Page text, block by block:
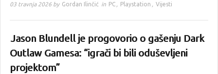
03 travnja 2026 by Gordan Ilinčić in PC , Playstation , Vijesti
Jason Blundell je progovorio o gašenju Dark
Outlaw Gamesa: “igrači bi bili oduševljeni
projektom”